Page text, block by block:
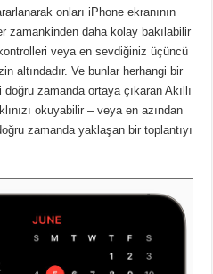
onları iPhone ekranının
zamankinden daha kolay bakılabilir
veya en sevdiğiniz üçüncü
altındadır. Ve bunlar herhangi bir
zamanda ortaya çıkaran Akıllı
okuyabilir – veya en azından
zamanda yaklaşan bir toplantıyı